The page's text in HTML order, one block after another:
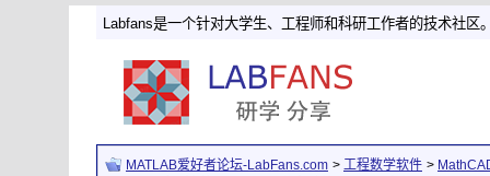
Labfans是一个针对大学生、工程师和科研工作者的技术社区
MATLAB爱好者论坛-LabFans.com > 工程数学软件 >